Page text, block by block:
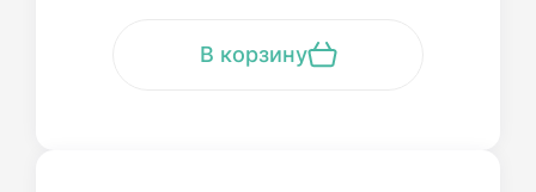
В корзину